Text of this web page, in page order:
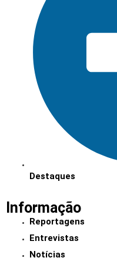
Destaques
Informação
Reportagens
Entrevistas
Notícias